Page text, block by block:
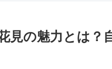
見の魅力とは？